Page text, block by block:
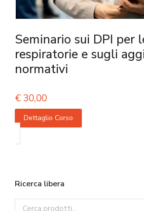
Seminario sui DPI per
respiratorie e sugli
normativi
€ 30,00
Dettaglio Corso
Ricerca libera